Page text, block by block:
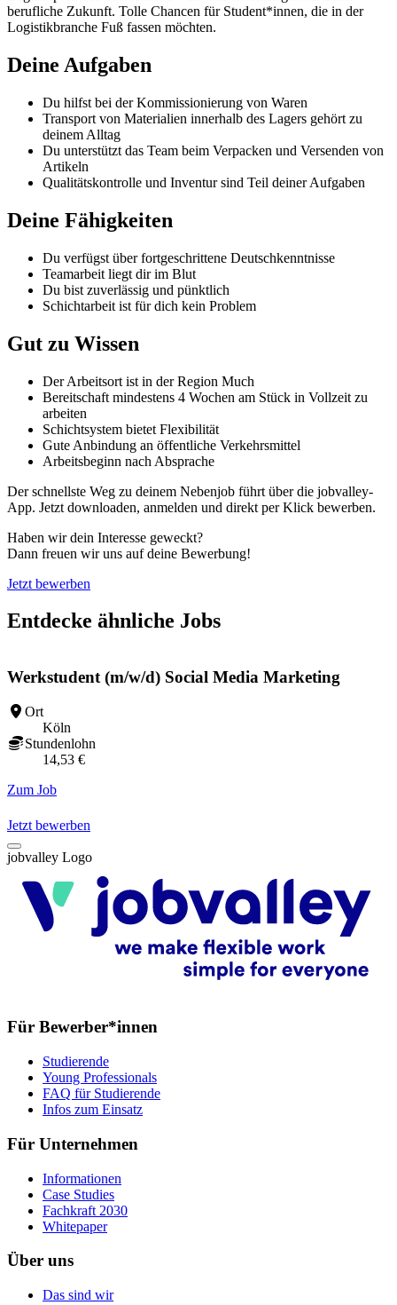
berufliche Zukunft. Tolle Chancen für Student*innen, die in der
Logistikbranche Fuß fassen möchten.
Deine Aufgaben
Du hilfst bei der Kommissionierung von Waren
Transport von Materialien innerhalb des Lagers gehört zu
deinem Alltag
Du unterstützt das Team beim Verpacken und Versenden von
Artikeln
Qualitätskontrolle und Inventur sind Teil deiner Aufgaben
Deine Fähigkeiten
Du verfügst über fortgeschrittene Deutschkenntnisse
Teamarbeit liegt dir im Blut
Du bist zuverlässig und pünktlich
Schichtarbeit ist für dich kein Problem
Gut zu Wissen
Der Arbeitsort ist in der Region Much
Bereitschaft mindestens 4 Wochen am Stück in Vollzeit zu
arbeiten
Schichtsystem bietet Flexibilität
Gute Anbindung an öffentliche Verkehrsmittel
Arbeitsbeginn nach Absprache
Der schnellste Weg zu deinem Nebenjob führt über die jobvalley-
App. Jetzt downloaden, anmelden und direkt per Klick bewerben.
Haben wir dein Interesse geweckt?
Dann freuen wir uns auf deine Bewerbung!
Jetzt bewerben
Entdecke ähnliche Jobs
Werkstudent (m/w/d) Social Media Marketing
Ort
Köln
Stundenlohn
14,53 €
Zum Job
Jetzt bewerben
jobvalley Logo
Für Bewerber*innen
Studierende
Young Professionals
FAQ für Studierende
Infos zum Einsatz
Für Unternehmen
Informationen
Case Studies
Fachkraft 2030
Whitepaper
Über uns
Das sind wir